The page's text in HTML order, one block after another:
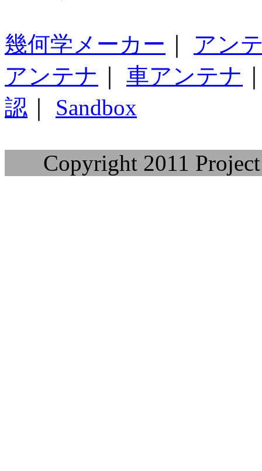
幾何学メーカー
アン
アンテナ
車アンテナ
認
Sandbox
Copyright 2011